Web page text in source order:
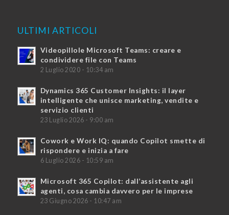
ULTIMI ARTICOLI
Videopillole Microsoft Teams: creare e
condividere file con Teams
2 Luglio 2020 - 10:34 am
Dynamics 365 Customer Insights: il layer
intelligente che unisce marketing, vendite e
servizio clienti
23 Luglio 2026 - 9:00 am
Cowork e Work IQ: quando Copilot smette di
rispondere e inizia a fare
6 Luglio 2026 - 10:59 am
Microsoft 365 Copilot: dall’assistente agli
agenti, cosa cambia davvero per le imprese
23 Giugno 2026 - 10:47 am